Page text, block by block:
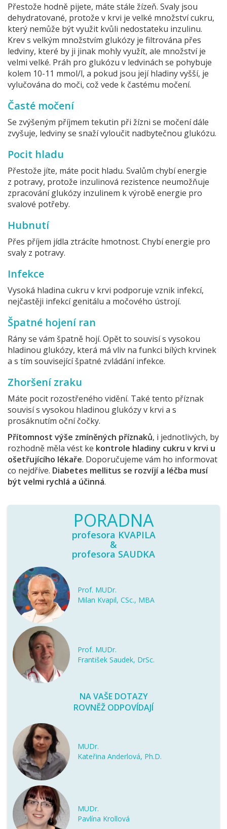
Přestože hodně pijete, máte stále žízeň. Svaly jsou
dehydratované, protože v krvi je velké množství cukru,
který nemůže být využit kvůli nedostateku inzulinu.
Krev s velkým množstvím glukózy je filtrována přes
ledviny, které by ji jinak mohly využít, ale množství je
velmi velké. Práh pro glukózu v ledvinách se pohybuje
kolem 10-11 mmol/l, a pokud jsou její hladiny vyšší, je
vylučována do moči, což vede k častému močení.
Časté močení
Se zvýšeným příjmem tekutin při žízni se močení dále
zvyšuje, ledviny se snaží vyloučit nadbytečnou glukózu.
Pocit hladu
Přestože jíte, máte pocit hladu. Svalům chybí energie
z potravy, protože inzulinová rezistence neumožňuje
zpracování glukózy inzulinem k výrobě energie pro
svalové potřeby.
Hubnutí
Přes příjem jídla ztrácíte hmotnost. Chybí energie pro
svaly z potravy.
Infekce
Vysoká hladina cukru v krvi podporuje vznik infekcí,
nejčastěji infekcí genitálu a močového ústrojí.
Špatné hojení ran
Rány se vám špatně hojí. Opět to souvisí s vysokou
hladinou glukózy, která má vliv na funkci bílých krvinek
a s tím související špatné zvládání infekce.
Zhoršení zraku
Máte pocit rozostřeného vidění. Také tento příznak
souvisí s vysokou hladinou glukózy v krvi a s
prosáknutím oční čočky.
Přítomnost výše zmíněných příznaků, i jednotlivých, by
rozhodně měla vést ke kontrole hladiny cukru v krvi u
ošetřujícího lékaře. Doporučujeme vám ho informovat
co nejdříve. Diabetes mellitus se rozvíjí a léčba musí
být velmi rychlá a účinná.
PORADNA
profesora KVAPILA
&
profesora SAUDKA
Prof. MUDr.
Milan Kvapil, CSc., MBA
Prof. MUDr.
František Saudek, DrSc.
NA VAŠE DOTAZY
ROVNĚŽ ODPOVÍDAJÍ
MUDr.
Kateřina Anderlová, Ph.D.
MUDr.
Pavlína Krollová